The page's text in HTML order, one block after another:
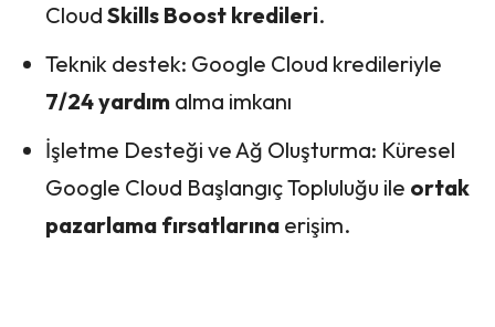
Cloud Skills Boost kredileri.
Teknik destek: Google Cloud kredileriyle
7/24 yardım alma imkanı
İşletme Desteği ve Ağ Oluşturma: Küresel
Google Cloud Başlangıç ​​Topluluğu ile ortak
pazarlama fırsatlarına erişim.